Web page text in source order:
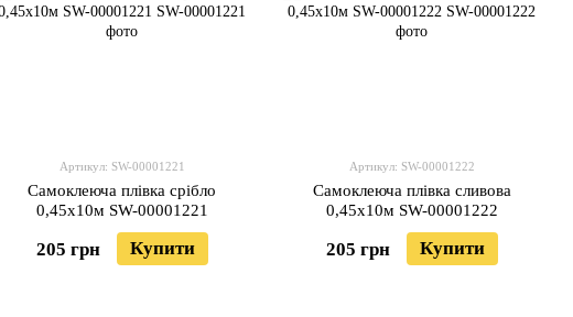
Артикул: SW-00001221
Самоклеюча плівка срібло
0,45х10м SW-00001221
205 грн Купити
Артикул: SW-00001222
Самоклеюча плівка сливова
0,45х10м SW-00001222
205 грн Купити